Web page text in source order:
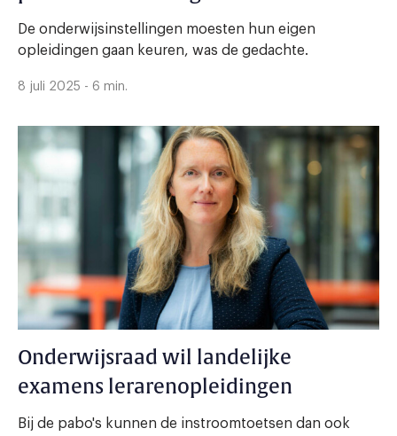
De onderwijsinstellingen moesten hun eigen
opleidingen gaan keuren, was de gedachte.
8 juli 2025 - 6 min.
Onderwijsraad wil landelijke
examens lerarenopleidingen
Bij de pabo's kunnen de instroomtoetsen dan ook